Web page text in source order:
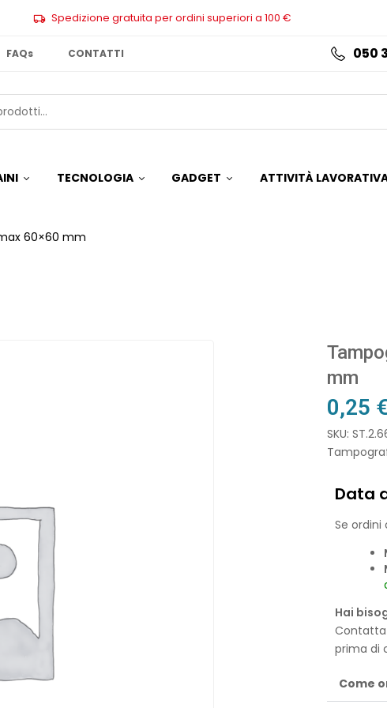
Spedizione gratuita per ordini superiori a 100 €
FAQs CONTATTI 050
TECNOLOGIA GADGET ATTIVITÀ
60×60 mm
mm
0,25
SKU:
Data
Se ordini
Hai
prima di
Come